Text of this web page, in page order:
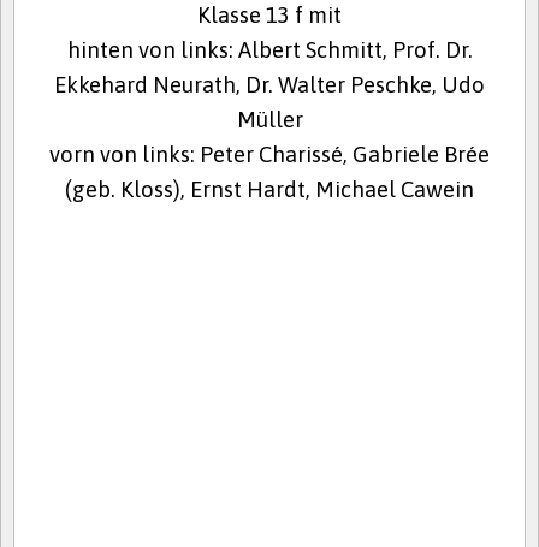
Klasse 13 f mit
hinten von links: Albert Schmitt, Prof. Dr.
Ekkehard Neurath, Dr. Walter Peschke, Udo
Müller
vorn von links: Peter Charissé, Gabriele Brée
(geb. Kloss), Ernst Hardt, Michael Cawein